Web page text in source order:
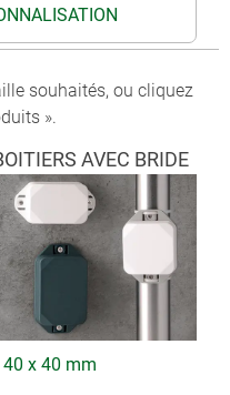
souhaités, ou cliquez
».
AVEC BRIDE
40 x 40 mm